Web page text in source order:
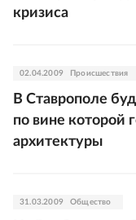
кризиса
02.04.2009 Происшествия
В Ставрополе
по вине которой
архитектуры
31.03.2009 Общество